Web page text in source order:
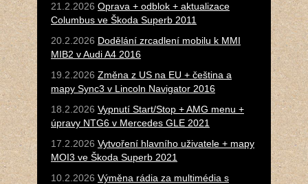
21.2.2026 Oprava + odblok + aktualizace
Columbus ve Škoda Superb 2011
20.2.2026 Dodělání zrcadlení mobilu k MMI
MIB2 v Audi A4 2016
19.2.2026 Změna z US na EU + čeština a
mapy Sync3 v Lincoln Navigator 2016
18.2.2026 Vypnutí Start/Stop + AMG menu +
úpravy NTG6 v Mercedes GLE 2021
17.2.2026 Vytvoření hlavního uživatele + mapy
MOI3 ve Škoda Superb 2021
10.2.2026 Výměna rádia za multimédia s